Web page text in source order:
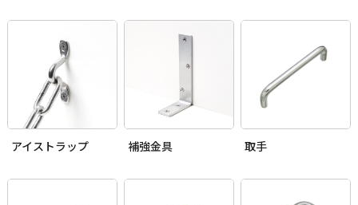
アイストラップ 補強金具 取手